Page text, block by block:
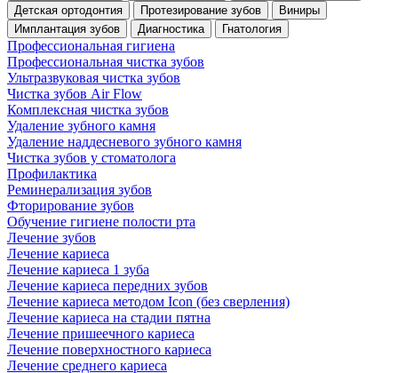
Детская ортодонтия
Протезирование зубов
Виниры
Имплантация зубов
Диагностика Гнатология
Профессиональная гигиена
Профессиональная чистка зубов
Ультразвуковая чистка зубов
Чистка зубов Air Flow
Комплексная чистка зубов
Удаление зубного камня
Удаление наддесневого зубного камня
Чистка зубов у стоматолога
Профилактика
Реминерализация зубов
Фторирование зубов
Обучение гигиене полости рта
Лечение зубов
Лечение кариеса
Лечение кариеса 1 зуба
Лечение кариеса передних зубов
Лечение кариеса методом Icon (без сверления)
Лечение кариеса на стадии пятна
Лечение пришеечного кариеса
Лечение поверхностного кариеса
Лечение среднего кариеса